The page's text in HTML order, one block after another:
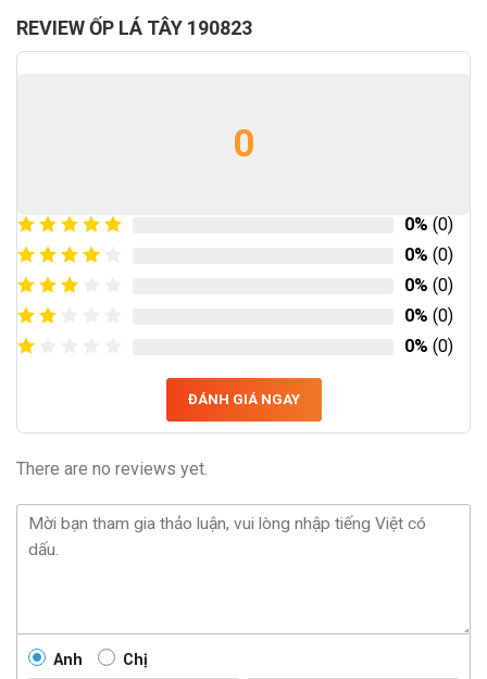
REVIEW ỐP LÁ TÂY 190823
0
0% (0)
0% (0)
0% (0)
0% (0)
0% (0)
ĐÁNH GIÁ NGAY
There are no reviews yet.
Anh Chị